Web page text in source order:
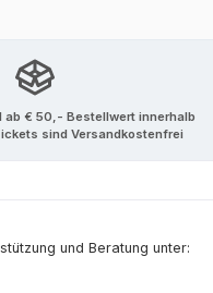
ab € 50,- Bestellwert innerhalb
sind Versandkostenfrei
und Beratung unter: